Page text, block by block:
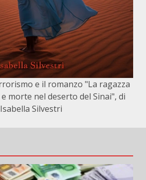
e il romanzo "La ragazza
morte nel deserto del Sinai", di
Isabella Silvestri